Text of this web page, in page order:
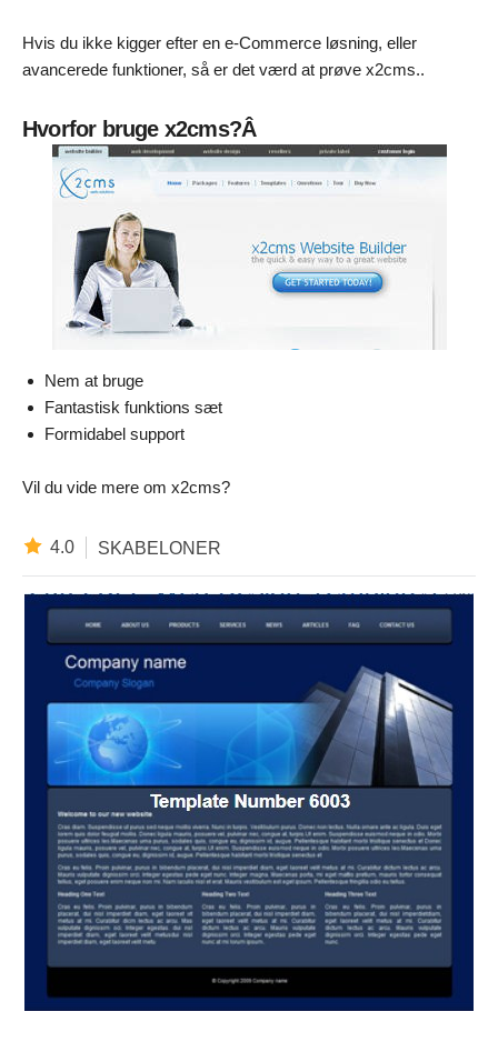
Hvis du ikke kigger efter en e-Commerce løsning, eller
avancerede funktioner, så er det værd at prøve x2cms..
Hvorfor bruge x2cms?Â
Nem at bruge
Fantastisk funktions sæt
Formidabel support
Vil du vide mere om x2cms?
4.0 SKABELONER